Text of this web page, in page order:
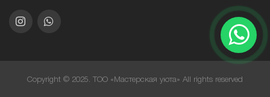
Copyright © 2025. ТОО «Мастерская уюта» All rights reserved